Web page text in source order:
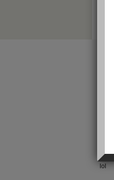
lol